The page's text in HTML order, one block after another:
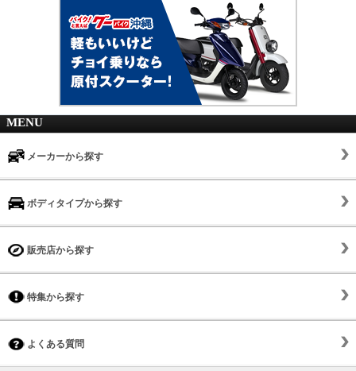
MENU
メーカーから探す
ボディタイプから探す
販売店から探す
特集から探す
よくある質問